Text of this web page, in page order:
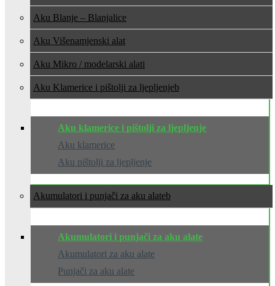
Aku Blanje – Blanjalice
Aku Višenamjenski alat
Aku Mikro / modelarski alati
Aku Klamerice i pištolji za ljepljenje
Aku klamerice i pištolji za ljepljenje
Aku klamerice
Aku pištolji za ljepljenje
Akumulatori i punjači za aku alate
Akumulatori i punjači za aku alate
Akumulatori za aku alate
Punjači za aku alate